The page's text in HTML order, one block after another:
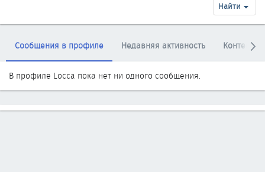
Найти
Сообщения в профиле Недавняя активность Контент
В профиле Locca пока нет ни одного сообщения.